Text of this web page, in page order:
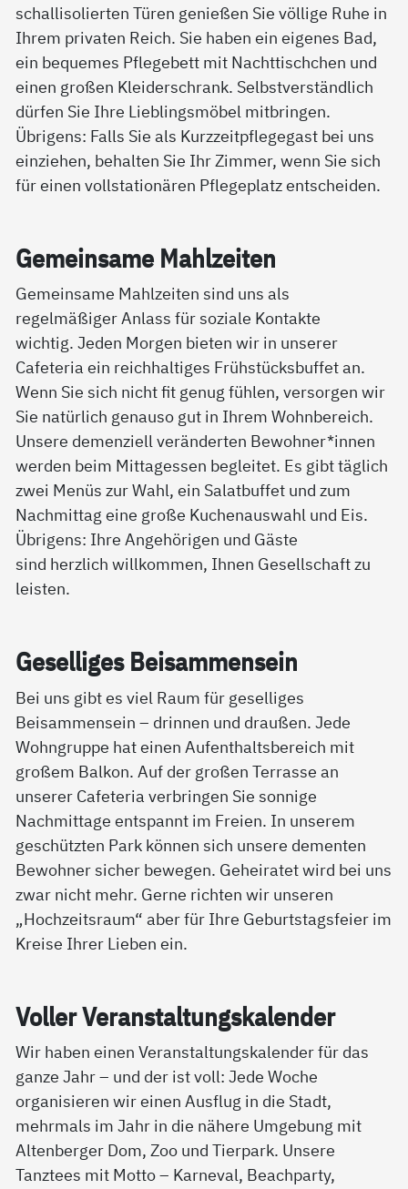
schallisolierten Türen genießen Sie völlige Ruhe in
Ihrem privaten Reich. Sie haben ein eigenes Bad,
ein bequemes Pflegebett mit Nachttischchen und
einen großen Kleiderschrank. Selbstverständlich
dürfen Sie Ihre Lieblingsmöbel mitbringen.
Übrigens: Falls Sie als Kurzzeitpflegegast bei uns
einziehen, behalten Sie Ihr Zimmer, wenn Sie sich
für einen vollstationären Pflegeplatz entscheiden.
Ge­mein­sa­me Mahl­zei­ten
Gemeinsame Mahlzeiten sind uns als
regelmäßiger Anlass für soziale Kontakte
wichtig. Jeden Morgen bieten wir in unserer
Cafeteria ein reichhaltiges Frühstücksbuffet an.
Wenn Sie sich nicht fit genug fühlen, versorgen wir
Sie natürlich genauso gut in Ihrem Wohnbereich.
Unsere demenziell veränderten Bewohner*innen
werden beim Mittagessen begleitet. Es gibt täglich
zwei Menüs zur Wahl, ein Salatbuffet und zum
Nachmittag eine große Kuchenauswahl und Eis.
Übrigens: Ihre Angehörigen und Gäste
sind herzlich willkommen, Ihnen Gesellschaft zu
leisten.
Ge­sel­li­ges Bei­sam­men­sein
Bei uns gibt es viel Raum für geselliges
Beisammensein – drinnen und draußen. Jede
Wohngruppe hat einen Aufenthaltsbereich mit
großem Balkon. Auf der großen Terrasse an
unserer Cafeteria verbringen Sie sonnige
Nachmittage entspannt im Freien. In unserem
geschützten Park können sich unsere dementen
Bewohner sicher bewegen. Geheiratet wird bei uns
zwar nicht mehr. Gerne richten wir unseren
„Hochzeitsraum“ aber für Ihre Geburtstagsfeier im
Kreise Ihrer Lieben ein.
Vol­ler Ver­an­stal­tungs­ka­len­der
Wir haben einen Veranstaltungskalender für das
ganze Jahr – und der ist voll: Jede Woche
organisieren wir einen Ausflug in die Stadt,
mehrmals im Jahr in die nähere Umgebung mit
Altenberger Dom, Zoo und Tierpark. Unsere
Tanztees mit Motto – Karneval, Beachparty,